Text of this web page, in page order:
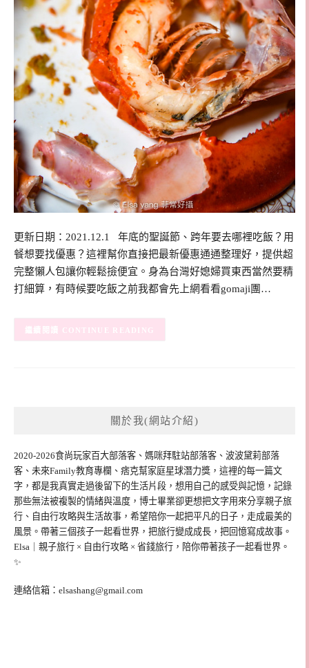
更新日期：2021.12.1 年底的聖誕節、跨年要去哪裡吃飯？用
餐想要找優惠？這裡幫你直接把最新優惠通通整理好，提供超
完整懶人包讓你輕鬆撿便宜。身為台灣好媳婦買東西當然要精
打細算，有時候要吃飯之前我都會先上網看看gomaji團…
CONTINUE READING
關於我(網站介紹)
2020-2026食尚玩家百大部落客、媽咪拜駐站部落客、波波黛莉部落
客、未來Family教育專欄、痞克幫家庭星球潛力獎，這裡的每一篇文
字，都是我真實走過後留下的生活片段，想用自己的感受與記憶，記錄
那些無法被複製的情緒與溫度，博士畢業卻更想把文字用來分享親子旅
行、自由行攻略與生活故事，希望陪你一起把平凡的日子，走成最美的
風景。帶著三個孩子一起看世界，把旅行變成成長，把回憶寫成故事。
Elsa｜親子旅行 × 自由行攻略 × 省錢旅行，陪你帶著孩子一起看世界。
✨
連絡信箱： elsashang@gmail.com